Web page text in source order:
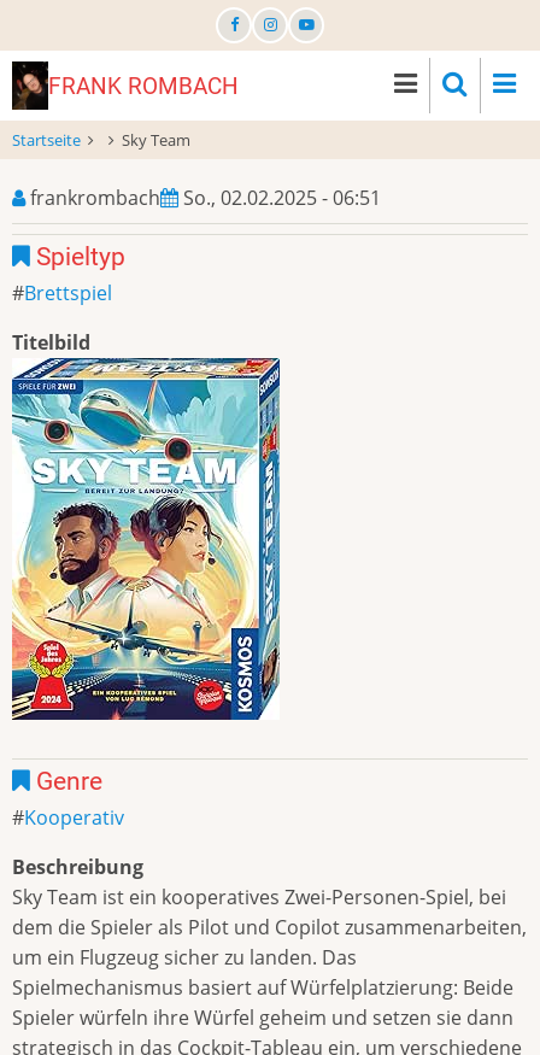
zum
InhaltFRANK ROMBACH
Startseite Sky Team
frankrombach So., 02.02.2025 - 06:51
Spieltyp
Brettspiel
Titelbild
Genre
Kooperativ
Beschreibung
Sky Team ist ein kooperatives Zwei-Personen-Spiel, bei
dem die Spieler als Pilot und Copilot zusammenarbeiten,
um ein Flugzeug sicher zu landen. Das
Spielmechanismus basiert auf Würfelplatzierung: Beide
Spieler würfeln ihre Würfel geheim und setzen sie dann
strategisch in das Cockpit-Tableau ein, um verschiedene